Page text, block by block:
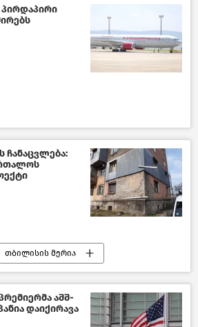
ჩანაცვლება:
თბილისის მერია
საზოგადოება
აშშ-
დაიქირავა